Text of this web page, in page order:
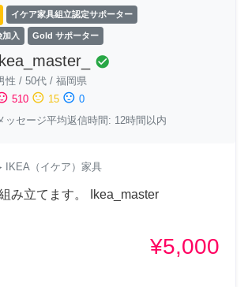
イケア家具組立認定サポーター
入 Gold サポーター
check_circle
性 / 50代 / 福岡県
510 sentiment_neutral 15 sentiment_dissatisfied 0
ッセージ平均返信時間: 12時間以内
IKEA（イケア）家具
み立てます。 Ikea_master
¥5,000